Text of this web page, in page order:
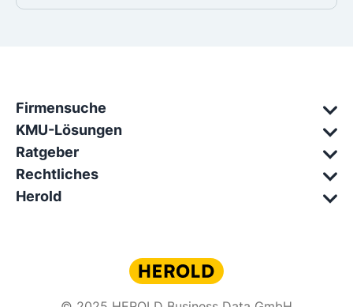
Firmensuche
KMU-Lösungen
Ratgeber
Rechtliches
Herold